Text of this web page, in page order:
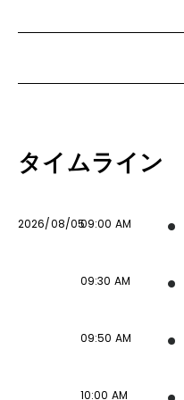
タイムライン
2026/08/0509:00 AM
09:30 AM
09:50 AM
10:00 AM